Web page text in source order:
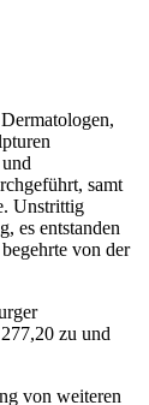
samt
Unstrittig
es entstanden
von der
zu und
von weiteren